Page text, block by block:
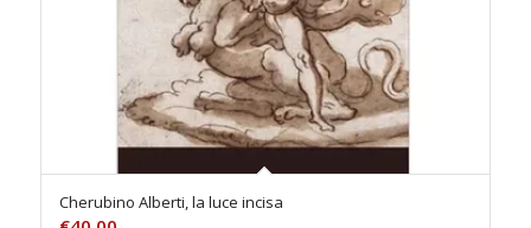
Cherubino Alberti, la luce incisa